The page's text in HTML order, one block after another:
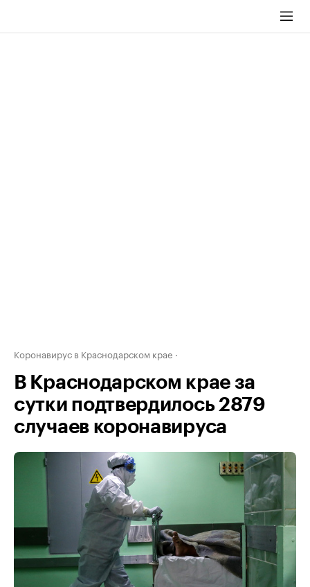
Коронавирус в Краснодарском крае
В Краснодарском крае за
сутки подтвердилось 2879
случаев коронавируса